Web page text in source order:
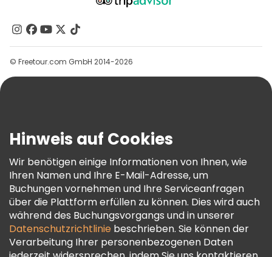
Kontakt
Gruppen
Hilfe
AGB Und Rechtliches
Cookie-Richtlinie
Freetour Auszeichnungen
Treueprogramm
© Freetour.com GmbH 2014-2026
Hinweis auf Cookies
Wir benötigen einige Informationen von Ihnen, wie
Ihren Namen und Ihre E-Mail-Adresse, um
Buchungen vornehmen und Ihre Serviceanfragen
über die Plattform erfüllen zu können. Dies wird auch
während des Buchungsvorgangs und in unserer
Datenschutzrichtlinie beschrieben. Sie können der
Verarbeitung Ihrer personenbezogenen Daten